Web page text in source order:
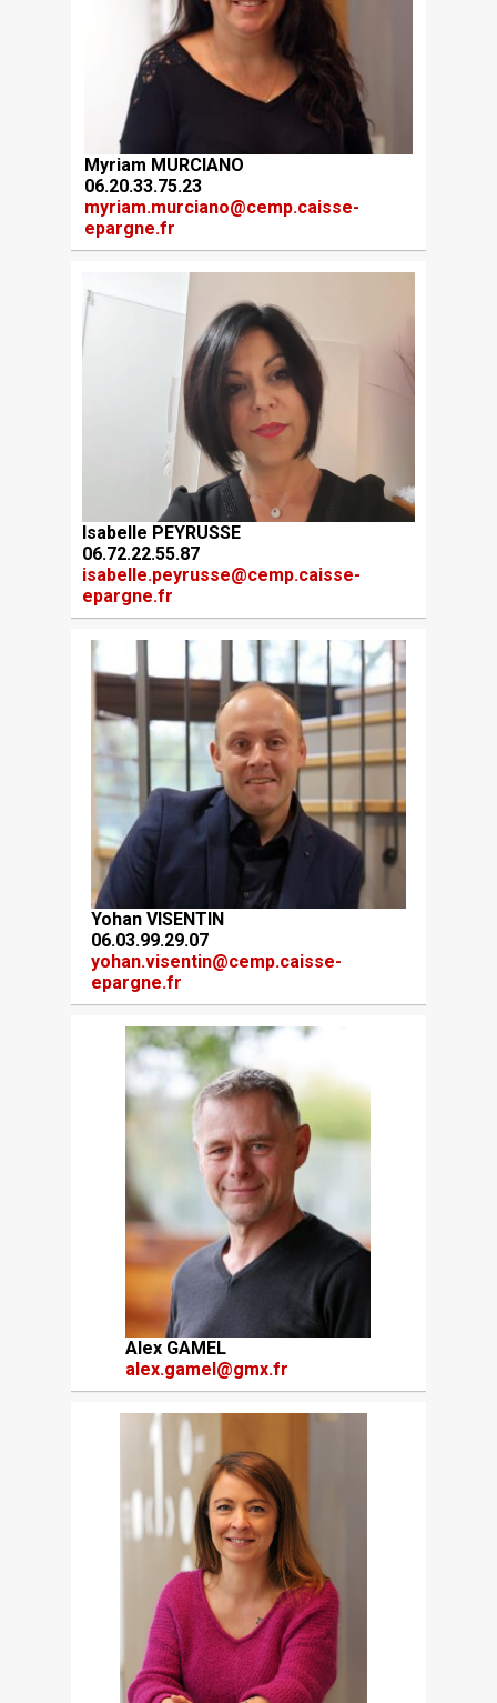
Myriam MURCIANO
06.20.33.75.23
myriam.murciano@cemp.caisse-
epargne.fr
Isabelle PEYRUSSE
06.72.22.55.87
isabelle.peyrusse@cemp.caisse-
epargne.fr
Yohan VISENTIN
06.03.99.29.07
yohan.visentin@cemp.caisse-
epargne.fr
Alex GAMEL
alex.gamel@gmx.fr